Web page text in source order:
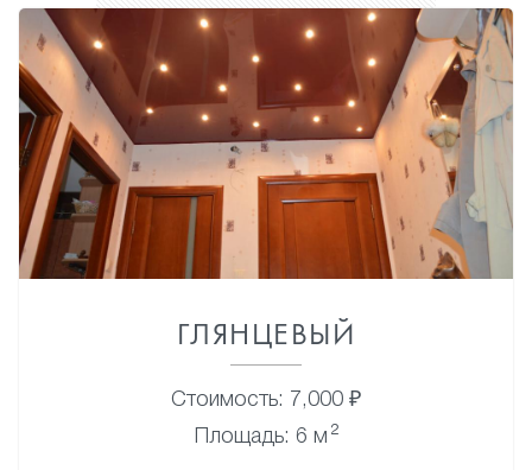
ГЛЯНЦЕВЫЙ
Стоимость: 7,000 ₽
Площадь: 6 м 2